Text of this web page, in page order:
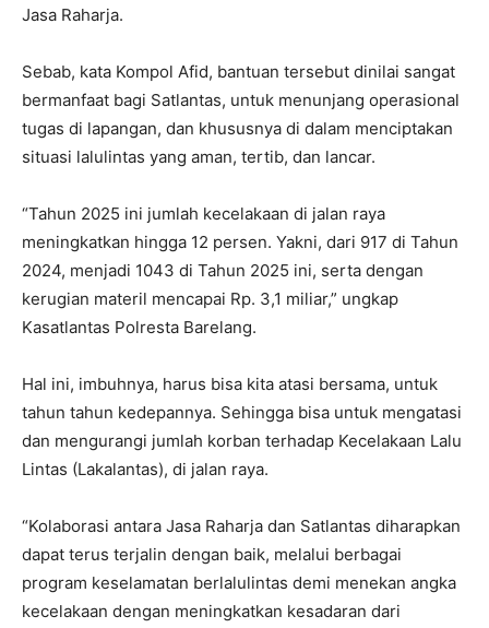
Jasa Raharja.
Sebab, kata Kompol Afid, bantuan tersebut dinilai sangat
bermanfaat bagi Satlantas, untuk menunjang operasional
tugas di lapangan, dan khususnya di dalam menciptakan
situasi lalulintas yang aman, tertib, dan lancar.
“Tahun 2025 ini jumlah kecelakaan di jalan raya
meningkatkan hingga 12 persen. Yakni, dari 917 di Tahun
2024, menjadi 1043 di Tahun 2025 ini, serta dengan
kerugian materil mencapai Rp. 3,1 miliar,” ungkap
Kasatlantas Polresta Barelang.
Hal ini, imbuhnya, harus bisa kita atasi bersama, untuk
tahun tahun kedepannya. Sehingga bisa untuk mengatasi
dan mengurangi jumlah korban terhadap Kecelakaan Lalu
Lintas (Lakalantas), di jalan raya.
“Kolaborasi antara Jasa Raharja dan Satlantas diharapkan
dapat terus terjalin dengan baik, melalui berbagai
program keselamatan berlalulintas demi menekan angka
kecelakaan dengan meningkatkan kesadaran dari